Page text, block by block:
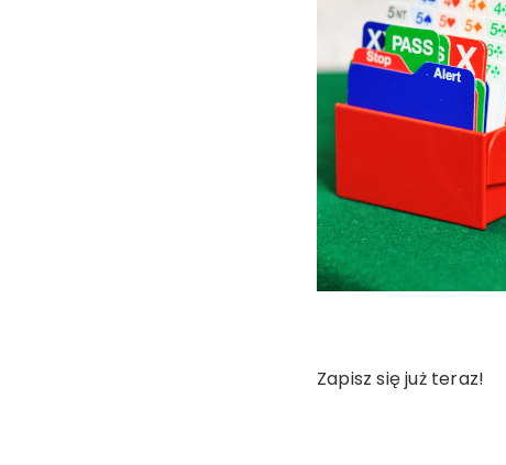
Zapisz się już teraz!